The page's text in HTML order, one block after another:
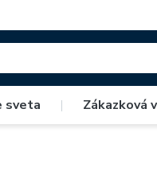
sveta | Zákazková